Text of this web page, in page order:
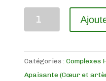
quantité
URINAIRES
Catégories : Complexes
Apaisante (Cœur et